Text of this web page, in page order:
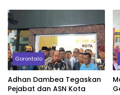
Gorontalo
Adhan Dambea Tegaskan
Pejabat dan ASN Kota